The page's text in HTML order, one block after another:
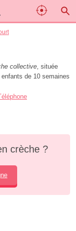
collective, située
de 10 semaines
crèche ?